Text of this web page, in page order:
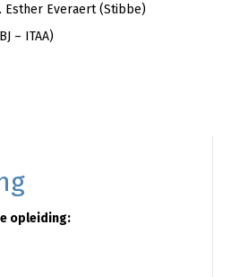
Esther Everaert (Stibbe)
– ITAA)
opleiding: